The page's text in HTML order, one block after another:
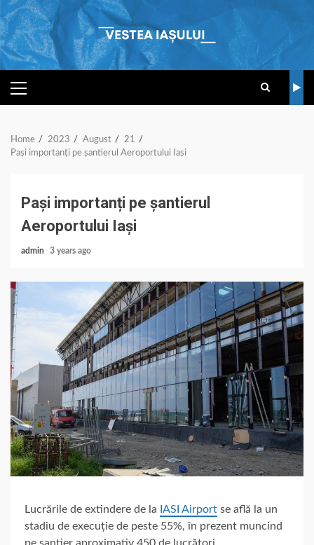
Skip
to
content
PRIMARY
MENU
Home 2023 August
21
Pași importanți pe șantierul Aeroportului Iași
Pași importanți pe șantierul
Aeroportului Iași
admin 3 years ago
Lucrările de extindere de la IASI Airport se află la un
stadiu de execuție de peste 55%, în prezent muncind